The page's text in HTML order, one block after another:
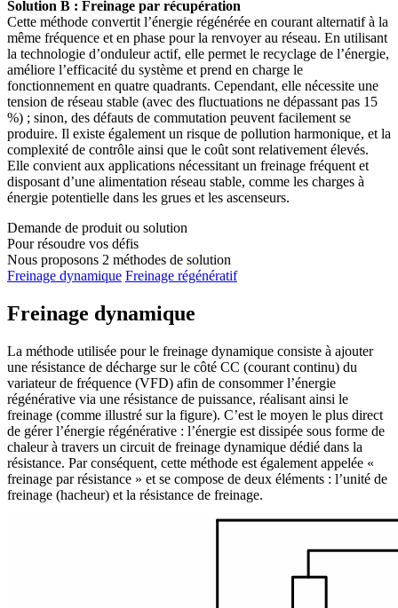
Solution B : Freinage par récupération
Cette méthode convertit l’énergie régénérée en courant alternatif à la
même fréquence et en phase pour la renvoyer au réseau. En utilisant
la technologie d’onduleur actif, elle permet le recyclage de l’énergie,
améliore l’efficacité du système et prend en charge le
fonctionnement en quatre quadrants. Cependant, elle nécessite une
tension de réseau stable (avec des fluctuations ne dépassant pas 15
%) ; sinon, des défauts de commutation peuvent facilement se
produire. Il existe également un risque de pollution harmonique, et la
complexité de contrôle ainsi que le coût sont relativement élevés.
Elle convient aux applications nécessitant un freinage fréquent et
disposant d’une alimentation réseau stable, comme les charges à
énergie potentielle dans les grues et les ascenseurs.
Demande de produit ou solution
Pour résoudre vos défis
Nous proposons 2 méthodes de solution
Freinage dynamique Freinage régénératif
Freinage dynamique
La méthode utilisée pour le freinage dynamique consiste à ajouter
une résistance de décharge sur le côté CC (courant continu) du
variateur de fréquence (VFD) afin de consommer l’énergie
régénérative via une résistance de puissance, réalisant ainsi le
freinage (comme illustré sur la figure). C’est le moyen le plus direct
de gérer l’énergie régénérative : l’énergie est dissipée sous forme de
chaleur à travers un circuit de freinage dynamique dédié dans la
résistance. Par conséquent, cette méthode est également appelée «
freinage par résistance » et se compose de deux éléments : l’unité de
freinage (hacheur) et la résistance de freinage.